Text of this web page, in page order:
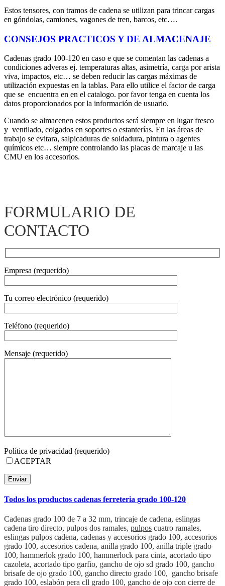
Estos tensores, con tramos de cadena se utilizan para trincar cargas
en góndolas, camiones, vagones de tren, barcos, etc….
CONSEJOS PRACTICOS Y DE ALMACENAJE
Cadenas grado 100-120 en caso e que se comentan las cadenas a
condiciones adveras ej. temperaturas altas, asimetría, carga por arista
viva, impactos, etc… se deben reducir las cargas máximas de
utilización expuestas en la tablas. Para ello utilice el factor de carga
que se encuentra en en el catalogo. por favor tenga en cuenta los
datos proporcionados por la información de usuario.
Cuando se almacenen estos productos será siempre en lugar fresco
y ventilado, colgados en soportes o estanterías. En las áreas de
trabajo se evitara, salpicaduras de soldadura, pintura o agentes
químicos etc… siempre controlando las placas de marcaje u las
CMU en los accesorios.
FORMULARIO DE
CONTACTO
Empresa (requerido)
Tu correo electrónico (requerido)
Teléfono (requerido)
Mensaje (requerido)
Política de privacidad (requerido)
ACEPTAR
Todos los productos cadenas ferreteria grado 100-120
Cadenas grado 100 de 7 a 32 mm, trincaje de cadena, eslingas
cadena tiro directo, pulpos dos ramales, pulpos cuatro ramales,
eslingas pulpos cadena, cadenas y accesorios grado 100, accesorios
grado 100, accesorios cadena, anilla grado 100, anilla triple grado
100, hammerlok grado 100, hammerlock para cinta, acortado tipo
cazoleta, acortado tipo garfio, gancho de ojo sd grado 100, gancho
brisafe de ojo grado 100, gancho directo grado 100, gancho brisafe
grado 100, eslabón pera cll grado 100, gancho de ojo con cierre de